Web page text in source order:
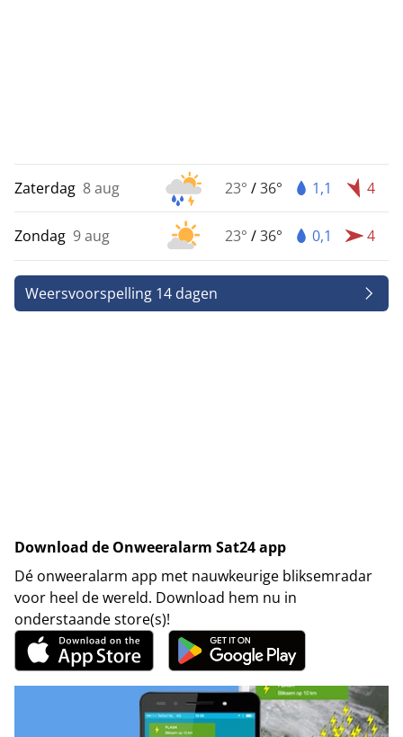
Zaterdag 8 aug 23° /36° 1,1 4
Zondag 9 aug 23° /36° 0,1 4
Weersvoorspelling 14 dagen
Download de Onweeralarm Sat24 app
Dé onweeralarm app met nauwkeurige bliksemradar
voor heel de wereld. Download hem nu in
onderstaande store(s)!